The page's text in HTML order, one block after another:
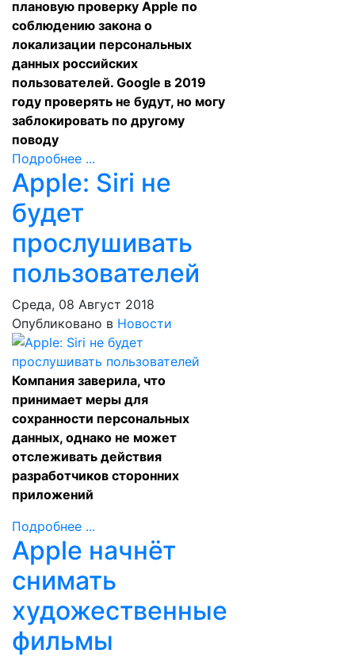
плановую проверку Apple по
соблюдению закона о
локализации персональных
данных российских
пользователей. Google в 2019
году проверять не будут, но могу
заблокировать по другому
поводу
Подробнее ...
Apple: Siri не
будет
прослушивать
пользователей
Среда, 08 Август 2018
Опубликовано в Новости
Компания заверила, что
принимает меры для
сохранности персональных
данных, однако не может
отслеживать действия
разработчиков сторонних
приложений
Подробнее ...
Apple начнёт
снимать
художественные
фильмы